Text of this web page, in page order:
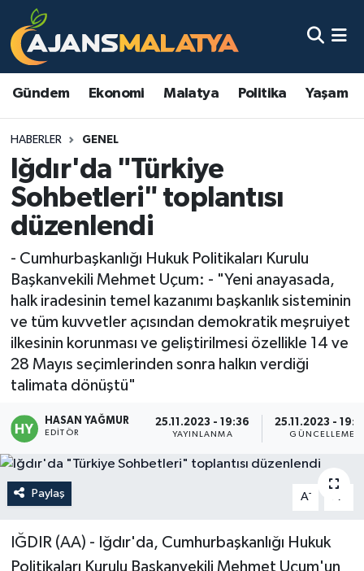
Gündem Ekonomi Malatya Politika Yaşam
HABERLER GENEL
Iğdır'da "Türkiye
Sohbetleri" toplantısı
düzenlendi
- Cumhurbaşkanlığı Hukuk Politikaları Kurulu
Başkanvekili Mehmet Uçum: - "Yeni anayasada,
halk iradesinin temel kazanımı başkanlık sisteminin
ve tüm kuvvetler açısından demokratik meşruiyet
ilkesinin korunması ve geliştirilmesi özellikle 14 ve
28 Mayıs seçimlerinden sonra halkın verdiği
talimata dönüştü"
HASAN YAĞMUR
EDITÖR
25.11.2023 - 19:36
YAYINLANMA
25.11.2023 -
GÜNCELLEME
Paylaş A- A
IĞDIR (AA) - Iğdır'da, Cumhurbaşkanlığı Hukuk
Politikaları Kurulu Başkanvekili Mehmet Uçum'un
Asayiş
Eğitim
Ekonomi
Gündem
Kültür & Sanat
Magazin
Politika
Sağlık
Yaşam
Malatya Nöbetçi Eczaneler
Malatya Namaz Vakitleri
Malatya Trafik Yoğunluk Haritası
TFF 3.Lig 2.Grup Puan Durumu ve Fikstür
Tüm Manşetler
Son Dakika Haberleri
Haber Arşivi